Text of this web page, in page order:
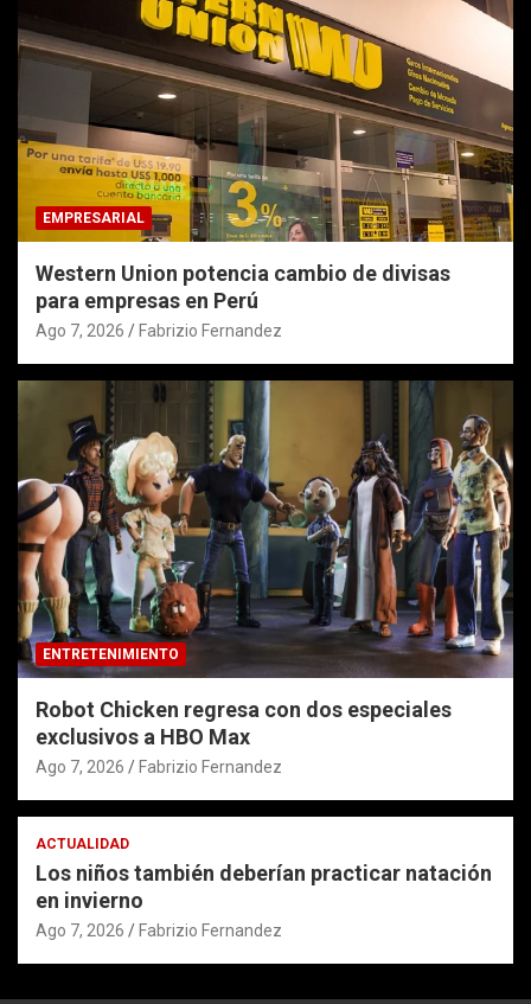
EMPRESARIAL
Western Union potencia cambio de divisas
para empresas en Perú
Ago 7, 2026 Fabrizio Fernandez
ENTRETENIMIENTO
Robot Chicken regresa con dos especiales
exclusivos a HBO Max
Ago 7, 2026 Fabrizio Fernandez
ACTUALIDAD
Los niños también deberían practicar natación
en invierno
Ago 7, 2026 Fabrizio Fernandez